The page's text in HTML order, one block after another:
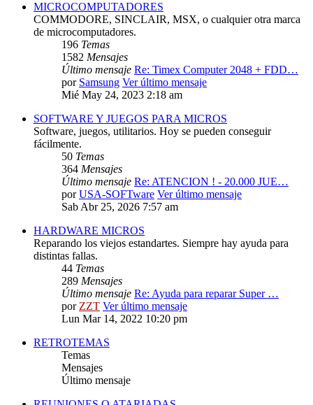
MICROCOMPUTADORES
COMMODORE, SINCLAIR, MSX, o cualquier otra marca
de microcomputadores.
196 Temas
1582 Mensajes
Último mensaje Re: Timex Computer 2048 + FDD…
por Samsung Ver último mensaje
Mié May 24, 2023 2:18 am
SOFTWARE Y JUEGOS PARA MICROS
Software, juegos, utilitarios. Hoy se pueden conseguir
fácilmente.
50 Temas
364 Mensajes
Último mensaje Re: ATENCION ! - 20.000 JUE…
porUSA-SOFTware Ver último mensaje
Sab Abr 25, 2026 7:57 am
HARDWARE MICROS
Reparando los viejos estandartes. Siempre hay ayuda para
distintas fallas.
44 Temas
289 Mensajes
Último mensaje Re: Ayuda para reparar Super …
porZZT Ver último mensaje
Lun Mar 14, 2022 10:20 pm
RETROTEMAS
Temas
Mensajes
Último mensaje